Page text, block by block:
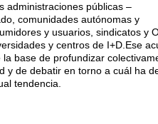
administraciones públicas –
comunidades autónomas y
y usuarios, sindicatos y
y centros de I+D.Ese
base de profundizar
y de debatir en torno a cuál ha
tendencia.